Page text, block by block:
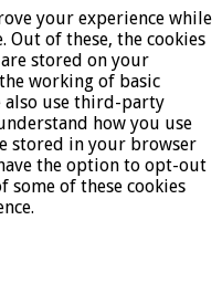
your experience while
of these, the cookies
stored on your
working of basic
also use third-party
how you use
stored in your browser
the option to opt-out
some of these cookies